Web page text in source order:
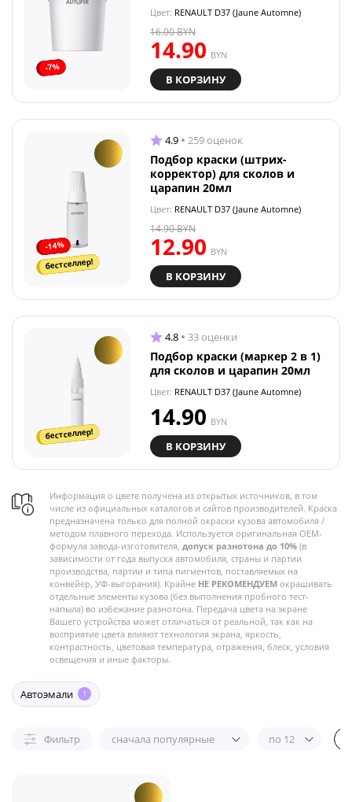
-7%
Цвет: RENAULT D37 (Jaune Automne)
14.90 BYN
16.00BYN
В КОРЗИНУ
-14%
бестселлер!
4.9 259 оценок
Подбор краски (штрих-
корректор) для сколов и
царапин 20мл
Цвет: RENAULT D37 (Jaune Automne)
12.90 BYN
14.90BYN
В КОРЗИНУ
бестселлер!
4.8 33 оценки
Подбор краски (маркер 2 в 1)
для сколов и царапин 20мл
Цвет: RENAULT D37 (Jaune Automne)
14.90 BYN
В КОРЗИНУ
Информация о цвете получена из открытых источников, в том
числе из официальных каталогов и сайтов производителей. Краска
предназначена только для полной окраски кузова автомобиля /
методом плавного перехода. Используется оригинальная OEM-
формула завода-изготовителя, допуск разнотона до 10% (в
зависимости от года выпуска автомобиля, страны и партии
производства, партии и типа пигментов, поставляемых на
конвейер, УФ-выгорания). Крайне НЕ РЕКОМЕНДУЕМ окрашивать
отдельные элементы кузова (без выполнения пробного тест-
напыла) во избежание разнотона. Передача цвета на экране
Вашего устройства может отличаться от реальной, так как на
восприятие цвета влияют технология экрана, яркость,
контрастность, цветовая температура, отражения, блеск, условия
освещения и иные факторы.
Автоэмали 1
Фильтр сначала популярные по 12